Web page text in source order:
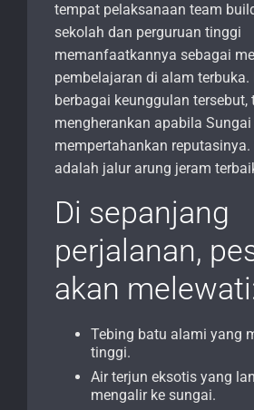
tempat pelaksanaan team
sekolah dan perguruan tinggi
memanfaatkannya sebagai
pembelajaran di alam terbuka.
berbagai keunggulan tersebut,
mengherankan apabila
mempertahankan
adalah jalur arung jeram
Di sepanjang
perjalanan,
akan
Tebing batu alami yang
tinggi.
Air terjun eksotis yang
mengalir ke sungai.